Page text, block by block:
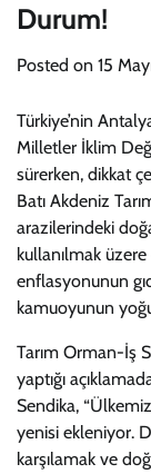
Durum!
Posted on 15
Türkiye’nin
Milletler İklim
sürerken, dikkat
Batı Akdeniz
arazilerindeki
kullanılmak
enflasyonunun
kamuoyunun
Tarım Orman-İş
yaptığı
Sendika,
yenisi ekleniyor.
karşılamak ve